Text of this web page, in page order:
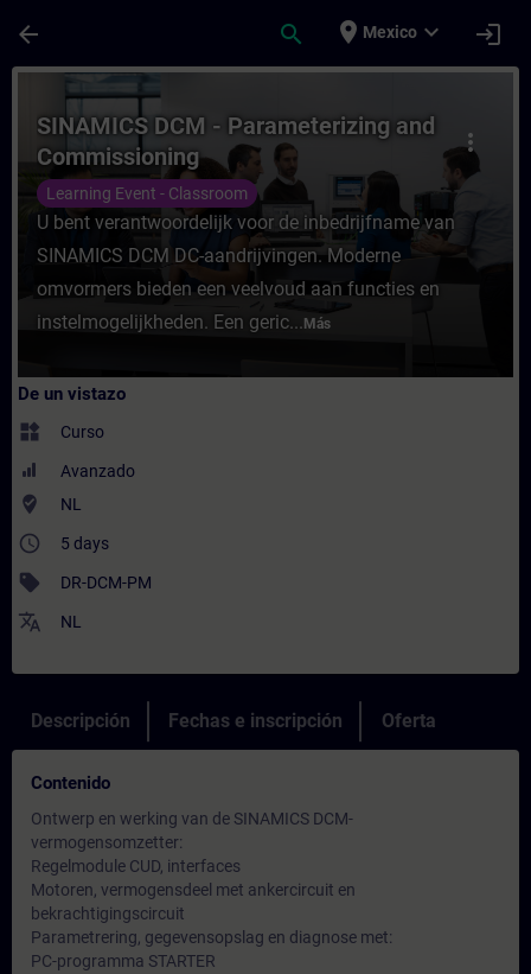
arrow_back search place Mexico expand_more login
Curso - SINAMICS DCM -
more_vert
SINAMICS DCM - Parameterizing and
Commissioning
Learning Event - Classroom
U bent verantwoordelijk voor de inbedrijfname van
SINAMICS DCM DC-aandrijvingen. Moderne
omvormers bieden een veelvoud aan functies en
instelmogelijkheden. Een geric... Más
De un vistazo
widgets Curso
Avanzado
where_to_vote NL
access_time 5 days
sell DR-DCM-PM
translate NL
Descripción Fechas e inscripción Oferta
Contenido
Ontwerp en werking van de SINAMICS DCM-
vermogensomzetter:
Regelmodule CUD, interfaces
Motoren, vermogensdeel met ankercircuit en
bekrachtigingscircuit
Parametrering, gegevensopslag en diagnose met:
PC-programma STARTER